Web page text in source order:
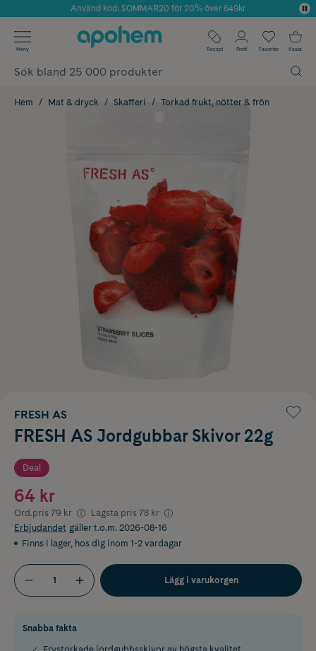
Årets Butik 2025 inom Skönhet
Använd kod: SOMMAR20 för 20% över 649kr
✓ Fri frakt
✓ Poäng på alla köp*
Meny Recept Profil Favoriter Kassa
Hem Mat & dryck Skafferi Torkad frukt, nötter & frön
FRESH AS
FRESH AS Jordgubbar Skivor 22g
Deal
64 kr
Ord.pris 79 kr Lägsta pris 78 kr
Erbjudandet gäller t.o.m. 2026-08-16
Finns i lager, hos dig inom 1-2 vardagar
Lägg i varukorgen
Snabba fakta